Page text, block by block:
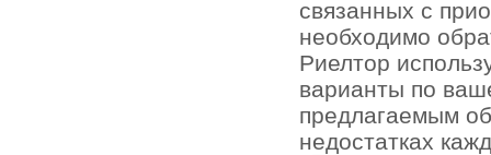
связанных с
необходимо
Риелтор
варианты по
предлагаемым
недостатках